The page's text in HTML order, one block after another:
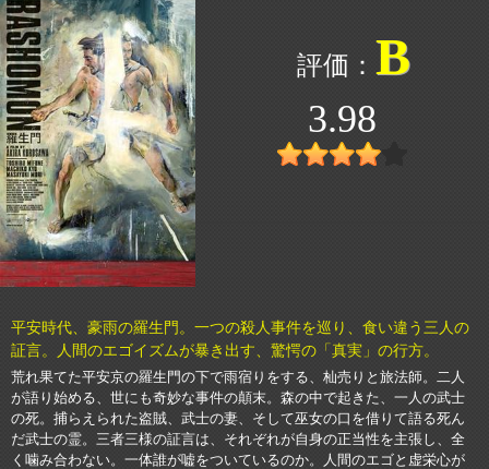
B
3.98
平安時代、豪雨の羅生門。一つの殺人事件を巡り、食い違う三人の
証言。人間のエゴイズムが暴き出す、驚愕の「真実」の行方。
荒れ果てた平安京の羅生門の下で雨宿りをする、杣売りと旅法師。二人
が語り始める、世にも奇妙な事件の顛末。森の中で起きた、一人の武士
の死。捕らえられた盗賊、武士の妻、そして巫女の口を借りて語る死ん
だ武士の霊。三者三様の証言は、それぞれが自身の正当性を主張し、全
く噛み合わない。一体誰が嘘をついているのか。人間のエゴと虚栄心が